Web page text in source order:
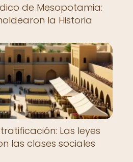
de Mesopotamia:
la Historia
Las leyes
las clases sociales